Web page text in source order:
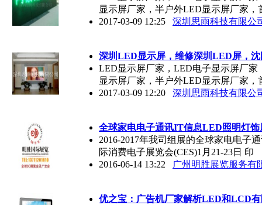
显示屏厂家，半户外LED显示屏厂家，
2017-03-09 12:25
深圳思雨科技有限公
深圳 LED显示屏，维修深圳 LED屏，
LED显示屏厂家，LED电子显示屏厂
显示屏厂家，半户外LED显示屏厂家，
2017-03-09 12:20
深圳思雨科技有限公
全球家电电子通讯IT信息LED照明灯
2016-2017年我司组展的全球家电电子
际消费电子展览会(CES)1月21-23日 印
2016-06-14 13:22
广州明胜展览服务有
优之宝：广告机厂家解析LED和LCD